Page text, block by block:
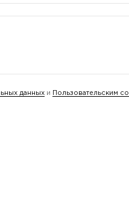
данных и Пользовательским